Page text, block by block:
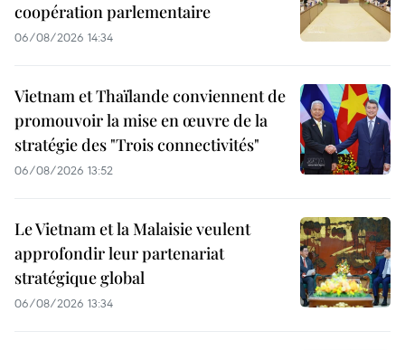
coopération parlementaire
06/08/2026 14:34
Vietnam et Thaïlande conviennent de
promouvoir la mise en œuvre de la
stratégie des "Trois connectivités"
06/08/2026 13:52
Le Vietnam et la Malaisie veulent
approfondir leur partenariat
stratégique global
06/08/2026 13:34